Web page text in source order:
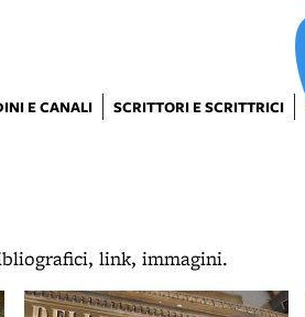
E CANALI SCRITTORI E SCRITTRICI
link, immagini.